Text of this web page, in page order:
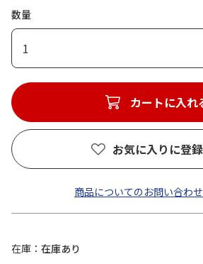
数量
1
カートに入れ
お気に入りに登
商品についてのお問い合わ
在庫
在庫あり